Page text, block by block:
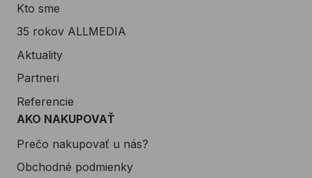
Kto sme
35 rokov ALLMEDIA
Aktuality
Partneri
Referencie
AKO NAKUPOVAŤ
Prečo nakupovať u nás?
Obchodné podmienky